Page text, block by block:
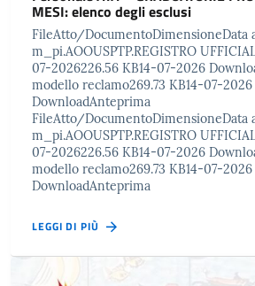
MESI: elenco degli esclusi
FileAtto/DocumentoDimensioneData
m_pi.AOOUSPTP.REGISTRO
07-2026226.56 KB14-07-2026
modello reclamo269.73 KB14-07-2026
DownloadAnteprima
FileAtto/DocumentoDimensioneData
m_pi.AOOUSPTP.REGISTRO
07-2026226.56 KB14-07-2026
modello reclamo269.73 KB14-07-2026
DownloadAnteprima
LEGGI DI PIÙ